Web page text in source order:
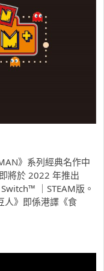
》系列經典名作中
將於 2022 年推出
｜STEAM版。
人》即係港譯《食